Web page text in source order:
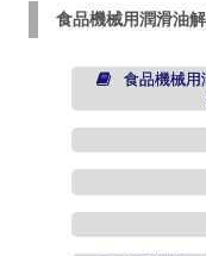
食品機械用潤滑油
食品機械用